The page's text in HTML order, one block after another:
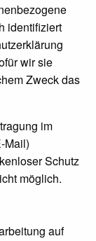
identifiziert
wir sie
Zweck das
im
Mail)
Schutz
möglich.
auf